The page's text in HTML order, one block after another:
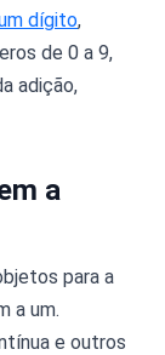
dígito,
de 0 a 9,
adição,
a
para a
a um.
e outros